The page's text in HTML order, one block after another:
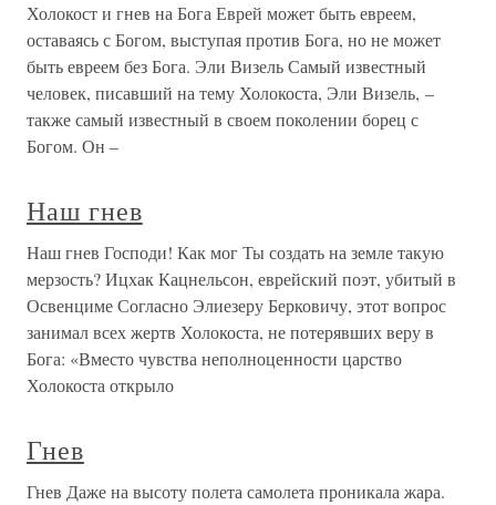
Холокост и гнев на Бога Еврей может быть евреем,
оставаясь с Богом, выступая против Бога, но не может
быть евреем без Бога. Эли Визель Самый известный
человек, писавший на тему Холокоста, Эли Визель, –
также самый известный в своем поколении борец с
Богом. Он –
Наш гнев
Наш гнев Господи! Как мог Ты создать на земле такую
мерзость? Ицхак Кацнельсон, еврейский поэт, убитый в
Освенциме Согласно Элиезеру Берковичу, этот вопрос
занимал всех жертв Холокоста, не потерявших веру в
Бога: «Вместо чувства неполноценности царство
Холокоста открыло
Гнев
Гнев Даже на высоту полета самолета проникала жара.